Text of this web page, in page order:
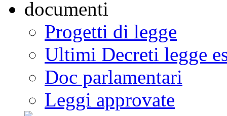
Progetti di legge
Ultimi Decreti legge
Doc parlamentari
Leggi approvate